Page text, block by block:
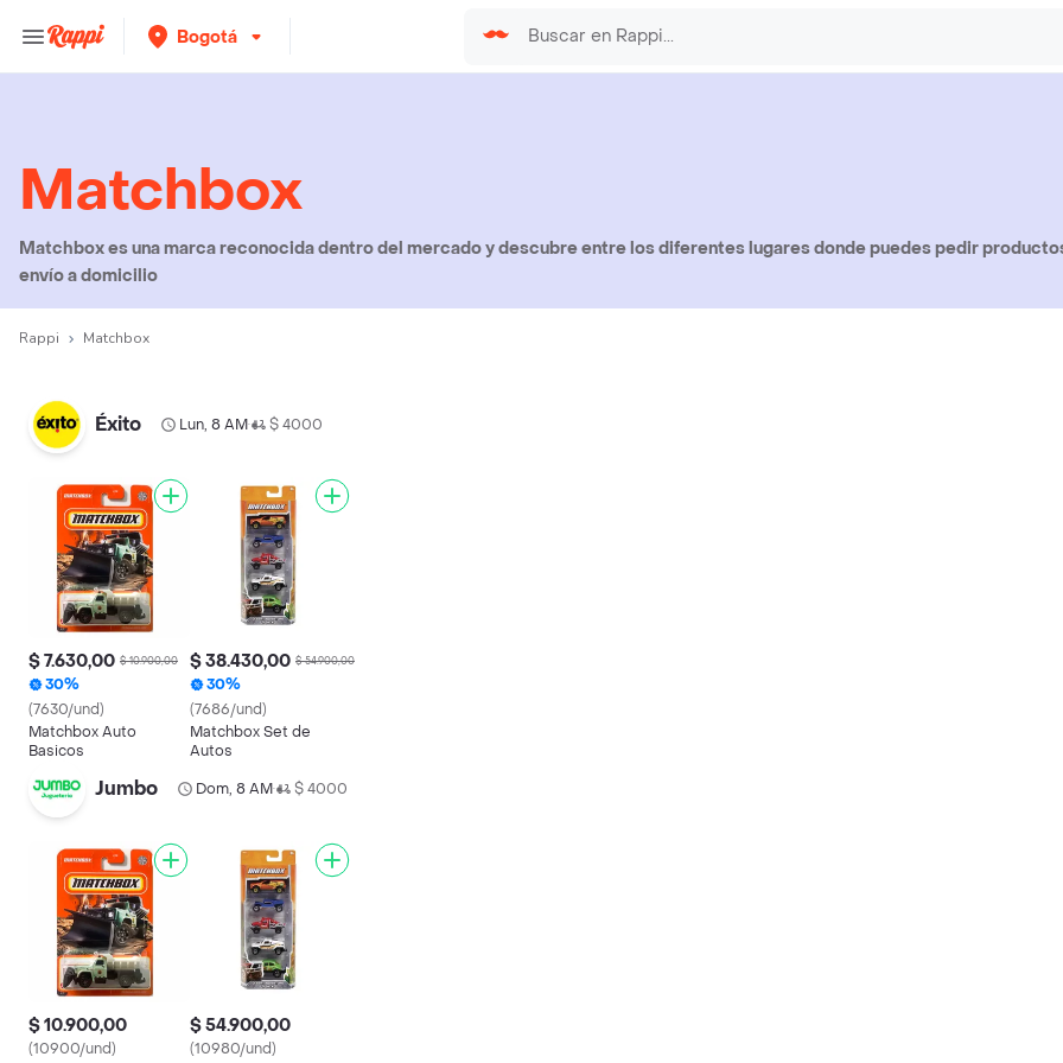
Bogotá
Matchbox
Matchbox es una marca reconocida dentro del mercado y descubre entre los diferentes lugares donde puedes pedir
envío a domicilio
Rappi Matchbox
Éxito Lun, 8 AM• $ 4000
$ 7.630,00 $ 10.900,00
30%
(7630/und)
Matchbox Auto
Basicos
$ 38.430,00 $ 54.900,00
30%
(7686/und)
Matchbox Set de
Autos
Jumbo Dom, 8 AM• $ 4000
$ 10.900,00
(10900/und)
$ 54.900,00
(10980/und)